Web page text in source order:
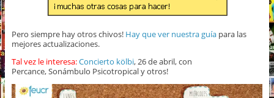
Pero siempre hay otros chivos! Hay que ver nuestra guíapara las
mejores actualizaciones.
Tal vez le interesa:Concierto kölbi, 26 de abril, con
Percance, Sonámbulo Psicotropical y otros!